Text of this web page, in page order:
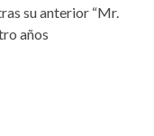
su anterior “Mr.
años